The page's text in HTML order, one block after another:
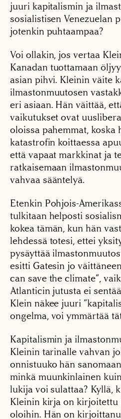
juuri kapitalismin ja
sosialistisen Venezuelan
jotenkin puhtaampaa?
Voi ollakin, jos vertaa
Kanadan tuottamaan
asian pihvi. Kleinin väite
ilmastonmuutosen
eri asiaan. Hän väittää,
vaikutukset ovat
oloissa pahemmat, koska
katastrofin koittaessa
että vapaat markkinat ja
ratkaisemaan
vahvaa sääntelyä.
Etenkin Pohjois-
tulkitaan helposti
kokea tämän, kun hän
lehdessä totesi, ettei
pysäyttää
esitti Gatesin jo
can save the climate”,
Atlanticin jutusta ei
Klein näkee juuri
ongelma, voi ymmärtää
Kapitalismin ja
Kleinin tarinalle vahvan
onnistuuko hän
minkä muunkinlainen
lukija voi sulattaa? Kyllä,
Kleinin kirja on kirjoitettu
oloihin. Hän on